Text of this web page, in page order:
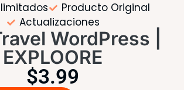
Producto Original
Actualizaciones
WordPress |
EXPLOORE
$3.99